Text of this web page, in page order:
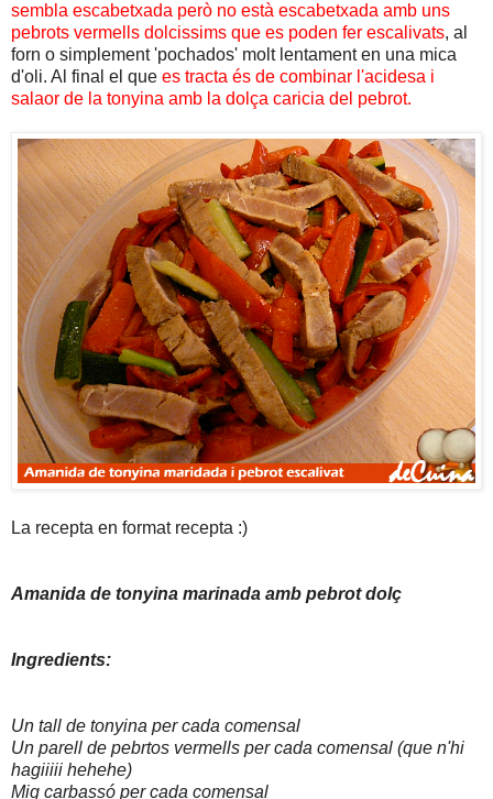
sembla escabetxada però no està escabetxada amb uns
pebrots vermells dolcissims que es poden fer escalivats, al
forn o simplement 'pochados' molt lentament en una mica
d'oli. Al final el que es tracta és de combinar l'acidesa i
salaor de la tonyina amb la dolça caricia del pebrot.
La recepta en format recepta :)
Amanida de tonyina marinada amb pebrot dolç
Ingredients:
Un tall de tonyina per cada comensal
Un parell de pebrtos vermells per cada comensal (que n'hi
hagiiiii hehehe)
Mig carbassó per cada comensal